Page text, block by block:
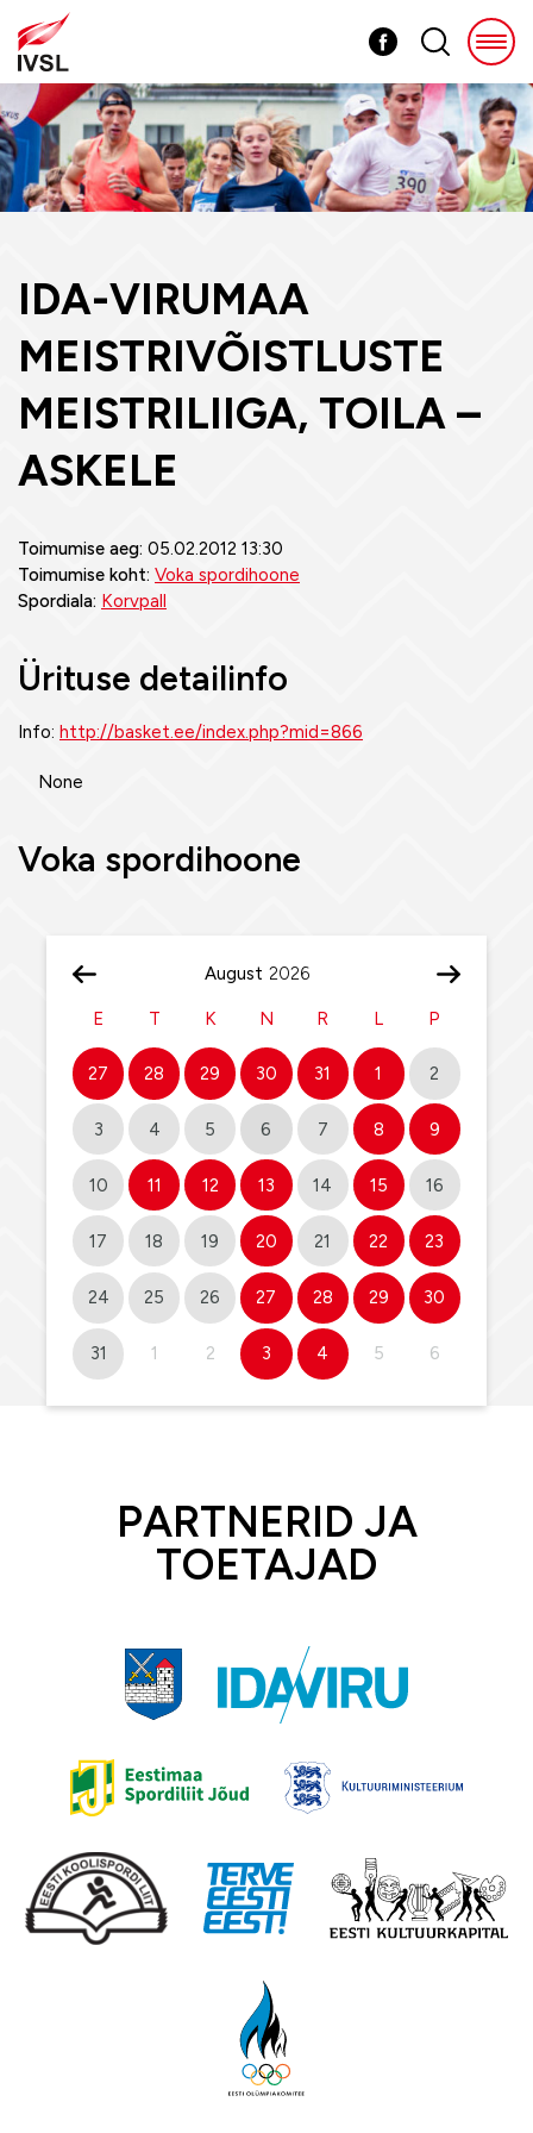
August
E T K N R L P
27 28 29 30 31 1 2
3 4 5 6 7 8 9
10 11 12 13 14 15 16
17 18 19 20 21 22 23
24 25 26 27 28 29 30
31 1 2 3 4 5 6
IDA-VIRUMAA
MEISTRIVÕISTLUSTE
MEISTRILIIGA, TOILA –
ASKELE
Toimumise aeg: 05.02.2012 13:30
Toimumise koht: Voka spordihoone
Spordiala: Korvpall
Ürituse detailinfo
Info: http://basket.ee/index.php?mid=866
None
Voka spordihoone
PARTNERID JA
TOETAJAD